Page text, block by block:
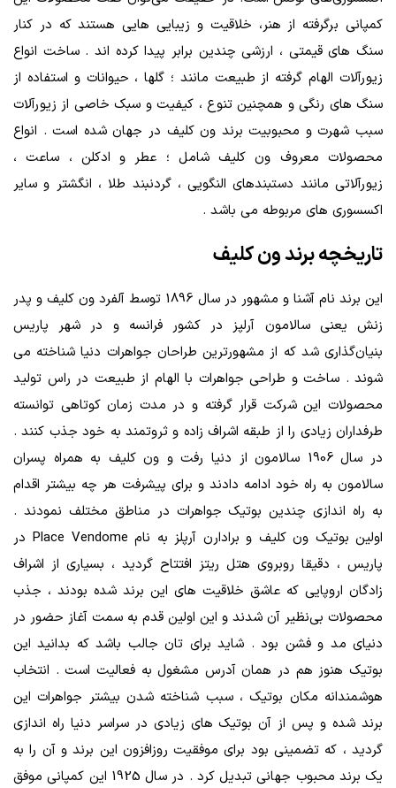
کمپانی برگرفته از هنر، خلاقیت و زیبایی هایی هستند که در کنار
سنگ‌ های قیمتی ، ارزشی چندین برابر پیدا کرده‌ اند . ساخت انواع
زیورآلات الهام گرفته از طبیعت مانند ؛ گلها ، حیوانات و استفاده از
سنگ‌ های رنگی و همچنین تنوع ، کیفیت و سبک خاصی از زیورآلات
سبب شهرت و محبوبیت برند ون کلیف در جهان شده است . انواع
محصولات معروف ون کلیف شامل ؛ عطر و ادکلن ، ساعت ،
زیورآلاتی مانند دستبندهای النگویی ، گردنبند طلا ، انگشتر و سایر
اکسسوری‌ های مربوطه می باشد .
تاریخچه برند ون کلیف
این برند نام آشنا و مشهور در سال 1896 توسط آلفرد ون کلیف و پدر
زنش یعنی سالامون آرلپز در کشور فرانسه و در شهر پاریس
بنیان‌گذاری شد که از مشهورترین طراحان جواهرات دنیا شناخته می
شوند . ساخت و طراحی جواهرات با الهام از طبیعت در راس تولید
محصولات این شرکت قرار گرفته و در مدت زمان کوتاهی توانسته
طرفداران زیادی را از طبقه اشراف زاده و ثروتمند به خود جذب کنند .
در سال 1906 سالامون از دنیا رفت و ون کلیف به همراه پسران
سالامون به راه خود ادامه دادند و برای پیشرفت هر چه بیشتر اقدام
به راه اندازی چندین بوتیک جواهرات در مناطق مختلف نمودند .
اولین بوتیک ون کلیف و برادارن آرپلز به نام Place Vendome در
پاریس ، دقیقا روبروی هتل ریتز افتتاح گردید ، بسیاری از اشراف
زادگان اروپایی که عاشق خلاقیت‌ های این برند شده بودند ، جذب
محصولات بی‌نظیر آن شدند و این اولین قدم به سمت آغاز حضور در
دنیای مد و فشن بود . شاید برای‌ تان جالب باشد که بدانید این
بوتیک هنوز هم در همان آدرس مشغول به فعالیت است . انتخاب
هوشمندانه مکان بوتیک ، سبب شناخته شدن بیشتر جواهرات این
برند شده و پس از آن بوتیک‌ های زیادی در سراسر دنیا راه‌ اندازی
گردید ، که تضمینی بود برای موفقیت روزافزون این برند و آن را به
یک برند محبوب جهانی تبدیل کرد . در سال 1925 این کمپانی موفق